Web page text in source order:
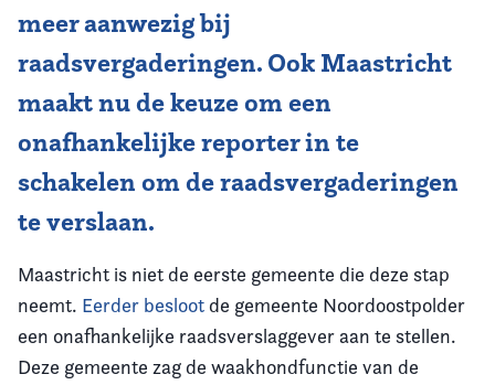
meer aanwezig bij
raadsvergaderingen. Ook Maastricht
maakt nu de keuze om een
onafhankelijke reporter in te
schakelen om de raadsvergaderingen
te verslaan.
Maastricht is niet de eerste gemeente die deze stap
neemt. Eerder besloot de gemeente Noordoostpolder
een onafhankelijke raadsverslaggever aan te stellen.
Deze gemeente zag de waakhondfunctie van de